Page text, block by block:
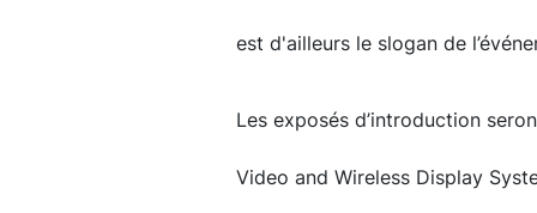
est d'ailleurs le slogan de
Les exposés d’introduction
Video and Wireless Display